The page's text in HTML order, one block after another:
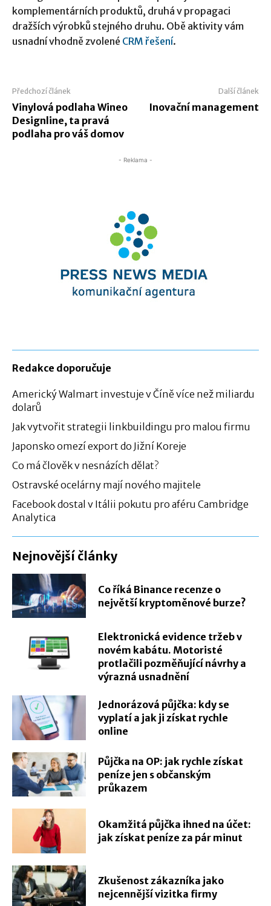
komplementárních produktů, druhá v propagaci
dražších výrobků stejného druhu. Obě aktivity vám
usnadní vhodně zvolené CRM řešení.
Předchozí článek
Vinylová podlaha Wineo
Designline, ta pravá
podlaha pro váš domov
Další článek
Inovační management
- Reklama -
Redakce doporučuje
Americký Walmart investuje v Číně více než miliardu
dolarů
Jak vytvořit strategii linkbuildingu pro malou firmu
Japonsko omezí export do Jižní Koreje
Co má člověk v nesnázích dělat?
Ostravské ocelárny mají nového majitele
Facebook dostal v Itálii pokutu pro aféru Cambridge
Analytica
Nejnovější články
Co říká Binance recenze o
největší kryptoměnové burze?
Elektronická evidence tržeb v
novém kabátu. Motoristé
protlačili pozměňující návrhy a
výrazná usnadnění
Jednorázová půjčka: kdy se
vyplatí a jak ji získat rychle
online
Půjčka na OP: jak rychle získat
peníze jen s občanským
průkazem
Okamžitá půjčka ihned na účet:
jak získat peníze za pár minut
Zkušenost zákazníka jako
nejcennější vizitka firmy